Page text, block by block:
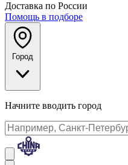
Доставка по России
Помощь в подборе
Город
Начните вводить город